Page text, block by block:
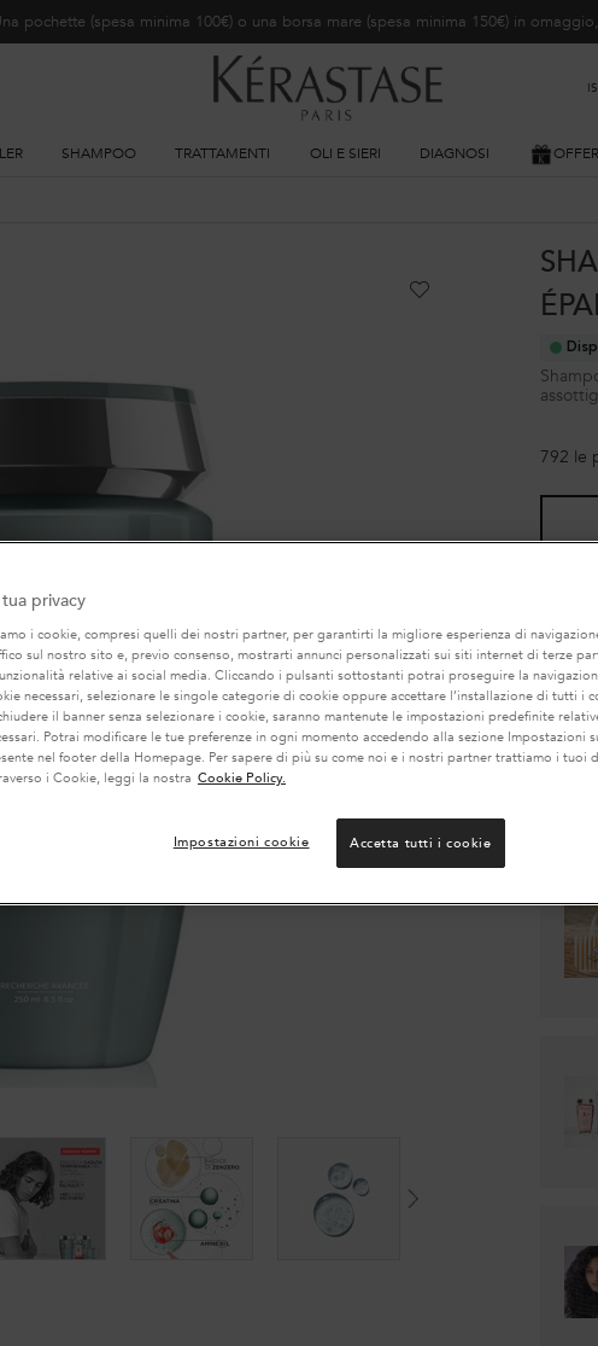
pochette (spesa minima 100€) o una borsa mare (spesa minima 150€) in
SHAMPOO TRATTAMENTI OLI E SIERI DIAGNOSI
792 le
−
tua privacy
i cookie, compresi quelli dei nostri partner, per garantirti la migliore esperienza di
sul nostro sito e, previo consenso, mostrarti annunci personalizzati sui siti internet di terze
relative ai social media. Cliccando i pulsanti sottostanti potrai proseguire la
necessari, selezionare le singole categorie di cookie oppure accettare l’installazione di tutti i
il banner senza selezionare i cookie, saranno mantenute le impostazioni predefinite
Potrai modificare le tue preferenze in ogni momento accedendo alla sezione Impostazioni
nel footer della Homepage. Per sapere di più su come noi e i nostri partner trattiamo i tuoi
i Cookie, leggi la nostra Cookie Policy.
Impostazioni cookie Accetta tutti i cookie